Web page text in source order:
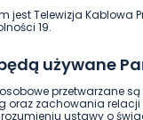
jest Telewizja Kablowa
19.
używane
przetwarzane
oraz zachowania
ustawy o
z
potrwa
Czajka. W